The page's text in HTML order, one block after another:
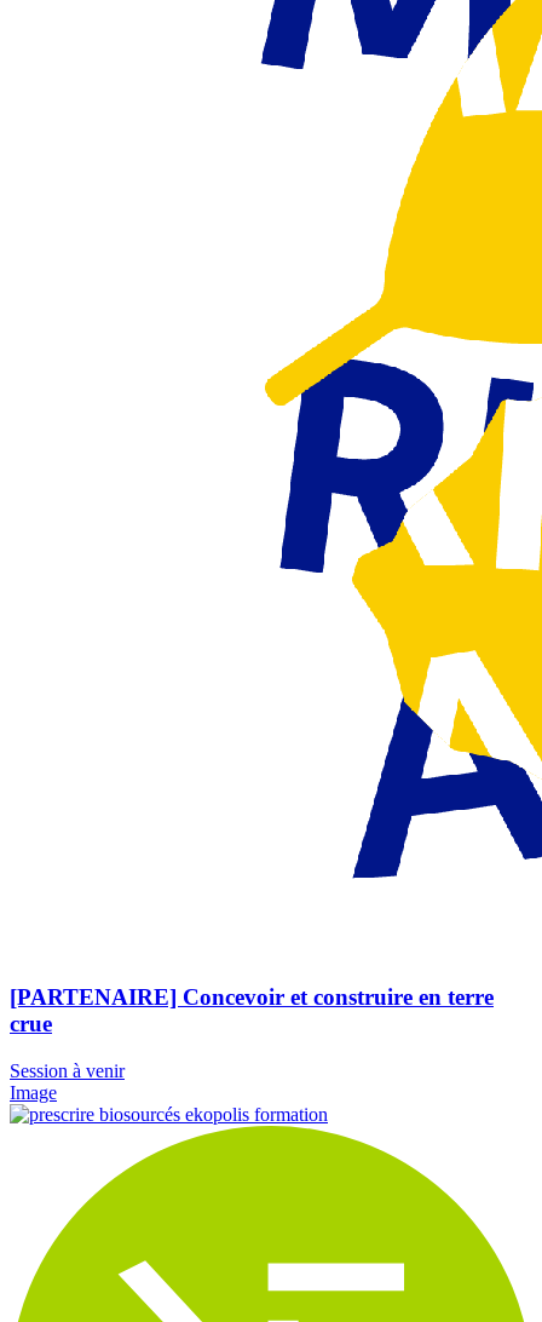
[PARTENAIRE] Concevoir et construire en terre
crue
Session à venir
Image